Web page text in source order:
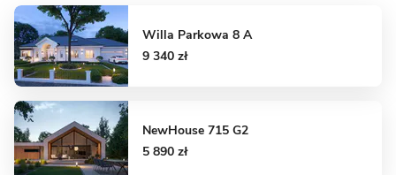
Willa Parkowa 8 A
9 340 zł
NewHouse 715 G2
5 890 zł